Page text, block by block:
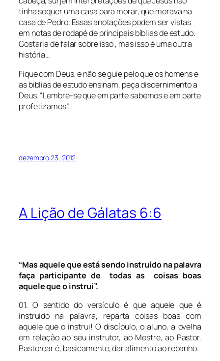
tinha sequer uma casa para morar, que morava na
casa de Pedro. Essas anotações podem ser vistas
em notas de rodapé de principais bíblias de estudo.
Gostaria de falar sobre isso , mas isso é uma outra
história…
Fique com Deus, e não se guie pelo que os homens e
as biblias de estudo ensinam, peça discernimento a
Deus. “Lembre-se que em parte sabemos e em parte
profetizamos”.
dezembro 23, 2012
A Lição de Gálatas 6:6
“Mas aquele que está sendo instruído na palavra
faça participante de todas as coisas boas
aquele que o instrui”.
01. O sentido do versículo é que aquele que é
instruído na palavra, reparta coisas boas com
aquele que o instrui! O discípulo, o aluno, a ovelha
em relação ao seu instrutor, ao Mestre, ao Pastor.
Pastorear é, basicamente, dar alimento ao rebanho.